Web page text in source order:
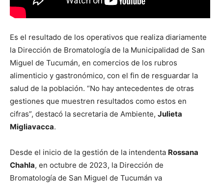
Es el resultado de los operativos que realiza diariamente
la Dirección de Bromatología de la Municipalidad de San
Miguel de Tucumán, en comercios de los rubros
alimenticio y gastronómico, con el fin de resguardar la
salud de la población. “No hay antecedentes de otras
gestiones que muestren resultados como estos en
cifras”, destacó la secretaria de Ambiente, Julieta
Migliavacca.
Desde el inicio de la gestión de la intendenta Rossana
Chahla, en octubre de 2023, la Dirección de
Bromatología de San Miguel de Tucumán va